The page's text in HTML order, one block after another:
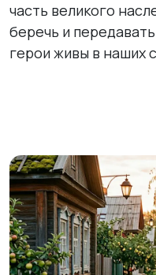
часть великого
беречь и
герои живы в наших